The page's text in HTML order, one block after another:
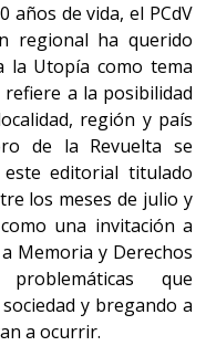
años de vida, el PCdV
regional ha querido
la Utopía como tema
a la posibilidad
región y país
de la Revuelta se
editorial titulado
los meses de julio y
una invitación a
Memoria y Derechos
que
y bregando a
a ocurrir.